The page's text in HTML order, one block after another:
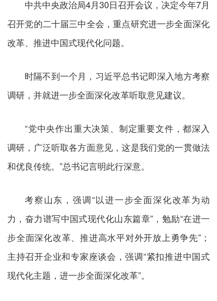
中共中央政治局4月30日召开会议，决定今年7月
召开党的二十届三中全会，重点研究进一步全面深化
改革、推进中国式现代化问题。
时隔不到一个月，习近平总书记即深入地方考察
调研，并就进一步全面深化改革听取意见建议。
“党中央作出重大决策、制定重要文件，都深入
调研，广泛听取各方面意见，这是我们党的一贯做法
和优良传统。”总书记言明此行深意。
考察山东，强调“以进一步全面深化改革为动
力，奋力谱写中国式现代化山东篇章”，勉励“在进一
步全面深化改革、推进高水平对外开放上勇争先”；
主持召开企业和专家座谈会，强调“紧扣推进中国式
现代化主题，进一步全面深化改革”。